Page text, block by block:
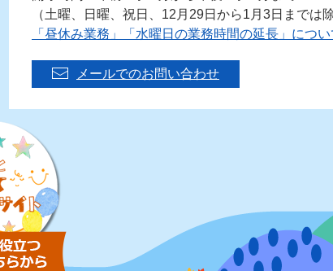
（土曜、日曜、祝日、12月29日から1月3日までは除
「昼休み業務」「水曜日の業務時間の延長」につい
メールでのお問い合わせ